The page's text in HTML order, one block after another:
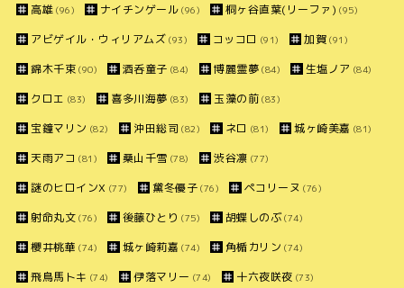
高雄 (96) ナイチンゲール (96) 桐ヶ谷直葉(リーファ) (95)
アビゲイル・ウィリアムズ (93) コッコロ (91) 加賀 (91)
錦木千束 (90) 酒呑童子 (84) 博麗霊夢 (84) 生塩ノア (84)
クロエ (83) 喜多川海夢 (83) 玉藻の前 (83)
宝鐘マリン (82) 沖田総司 (82) ネロ (81) 城ヶ崎美嘉 (81)
天雨アコ (81) 桑山千雪 (78) 渋谷凛 (77)
謎のヒロインX (77) 黛冬優子 (76) ペコリーヌ (76)
射命丸文 (76) 後藤ひとり (75) 胡蝶しのぶ(74)
櫻井桃華 (74) 城ヶ崎莉嘉 (74) 角楯カリン (74)
飛鳥馬トキ (74) 伊落マリー (74) 十六夜咲夜 (73)